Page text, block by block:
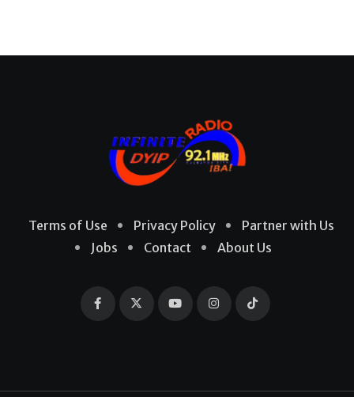
Terms of Use Privacy Policy
Partner with Us
Jobs
Contact About Us